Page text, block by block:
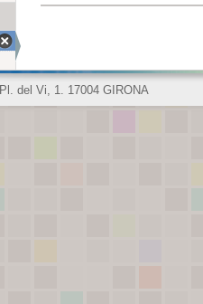
Pl. del Vi, 1. 17004 GIRONA